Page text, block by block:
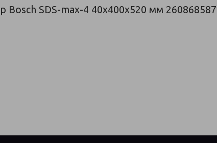
Bosch SDS-max-4 40x400x520 мм